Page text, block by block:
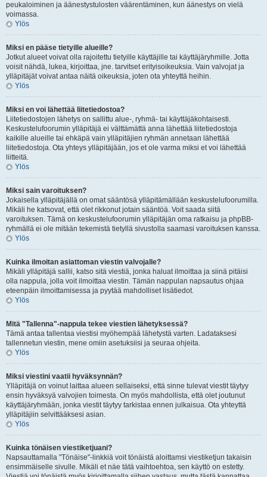
peukaloiminen ja äänestystulosten väärentäminen, kun äänestys on vielä
voimassa.
Ylös
Miksi en pääse tietyille alueille?
Jotkut alueet voivat olla rajoitettu tietyille käyttäjille tai käyttäjäryhmille. Jotta
voisit nähdä, lukea, kirjoittaa, jne. tarvitset erityisoikeuksia. Vain valvojat ja
ylläpitäjät voivat antaa näitä oikeuksia, joten ota yhteyttä heihin.
Ylös
Miksi en voi lähettää liitetiedostoa?
Liitetiedostojen lähetys on sallittu alue-, ryhmä- tai käyttäjäkohtaisesti.
Keskustelufoorumin ylläpitäjä ei välttämättä anna lähettää liitetiedostoja
kaikille alueille tai ehkäpä vain ylläpitäjien ryhmän annetaan lähettää
liitetiedostoja. Ota yhteys ylläpitäjään, jos et ole varma miksi et voi lähettää
liitteitä.
Ylös
Miksi sain varoituksen?
Jokaisella ylläpitäjällä on omat sääntösä ylläpitämällään keskustelufoorumilla.
Mikäli he katsovat, että olet rikkonut jotain sääntöä. Voit saada siitä
varoituksen. Tämä on keskustelufoorumin ylläpitäjän oma ratkaisu ja phpBB-
ryhmällä ei ole mitään tekemistä tietyllä sivustolla saamasi varoituksen kanssa.
Ylös
Kuinka ilmoitan asiattoman viestin valvojalle?
Mikäli ylläpitäjä sallii, katso sitä viestiä, jonka haluat ilmoittaa ja siinä pitäisi
olla nappula, jolla voit ilmoittaa viestin. Tämän nappulan napsautus ohjaa
eteenpäin ilmoittamisessa ja pyytää mahdolliset lisätiedot.
Ylös
Mitä "Tallenna"-nappula tekee viestien lähetyksessä?
Tämä antaa tallentaa viestisi myöhempää lähetystä varten. Ladataksesi
tallennetun viestin, mene omiin asetuksiisi ja seuraa ohjeita.
Ylös
Miksi viestini vaatii hyväksynnän?
Ylläpitäjä on voinut laittaa alueen sellaiseksi, että sinne tulevat viestit täytyy
ensin hyväksyä valvojien toimesta. On myös mahdollista, että olet joutunut
käyttäjäryhmään, jonka viestit täytyy tarkistaa ennen julkaisua. Ota yhteyttä
ylläpitäjiin selvittääksesi asian.
Ylös
Kuinka tönäisen viestiketjuani?
Napsauttamalla "Tönäise"-linkkiä voit tönäistä aloittamsi viestiketjun takaisin
ensimmäiselle sivulle. Mikäli et näe tätä vaihtoehtoa, sen käyttö on estetty.